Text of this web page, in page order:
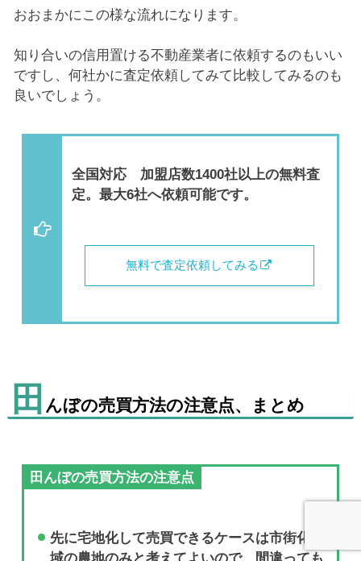
おおまかにこの様な流れになります。
知り合いの信用置ける不動産業者に依頼するのもいい
ですし、何社かに査定依頼してみて比較してみるのも
良いでしょう。
全国対応 加盟店数1400社以上の無料査
定。最大6社へ依頼可能です。
無料で査定依頼してみる
田 んぼの売買方法の注意点、まとめ
田んぼの売買方法の注意点
先に宅地化して売買できるケースは市街化区